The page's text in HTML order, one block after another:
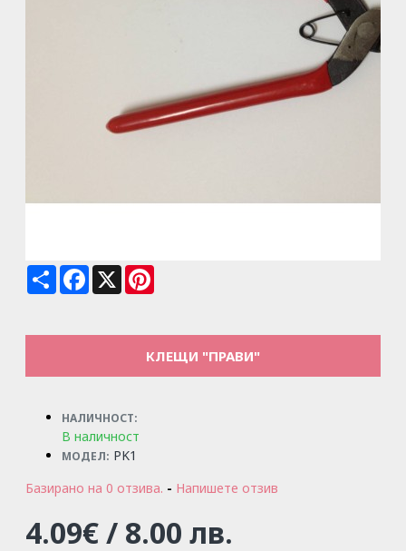
Share Facebook
X
КЛЕЩИ "ПРАВИ"
НАЛИЧНОСТ:
В наличност
МОДЕЛ: PK1
Базирано на 0 отзива. - Напишете отзив
4.09€ / 8.00 лв.